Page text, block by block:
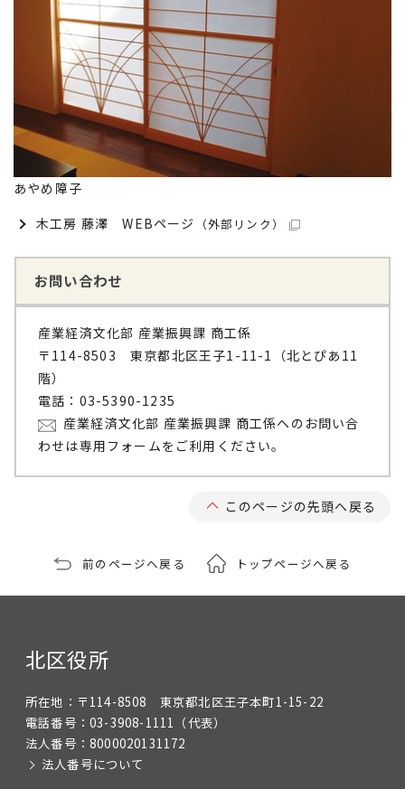
あやめ障子
木工房 藤澤 WEBページ
（外部リンク）
お問い合わせ
産業経済文化部 産業振興課 商工係
〒114-8503 東京都北区王子1-11-1（北とぴあ11
階）
電話：03-5390-1235
産業経済文化部 産業振興課 商工係へのお問い合
わせは専用フォームをご利用ください。
このページの先頭へ戻る
前のページへ戻る トップページへ戻る
北区役所
所在地： 〒114-8508 東京都北区王子本町1-15-22
電話番号： 03-3908-1111 （代表）
法人番号： 8000020131172
法人番号について